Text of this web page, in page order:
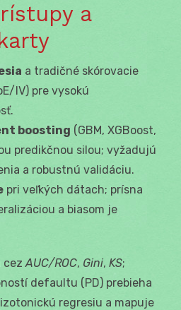
a
a tradičné skórovacie
IV) pre vysokú
boosting (GBM, XGBoost,
predikčnou silou; vyžadujú
a robustnú validáciu.
pri veľkých dátach; prísna
a biasom je
cezAUC/ROC, Gini, KS;
defaultu (PD) prebieha
regresiu a mapuje